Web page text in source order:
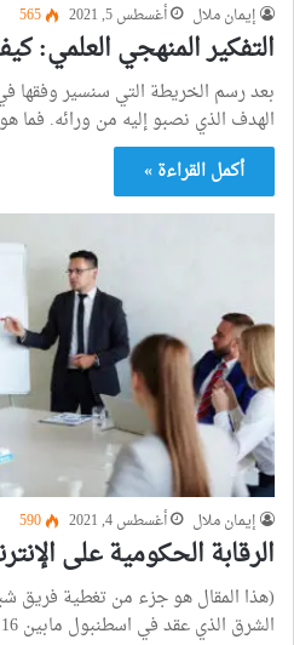
إيمان ملال أغسطس 5, 2021 565
التفكير المنهجي العلمي:
بعد رسم الخريطة التي سنسير
الهدف الذي نصبو إليه من ورائه. فما
أكمل القراءة »
إيمان ملال أغسطس 4, 2021 590
الرقابة الحكومية على
(هذا المقال هو جزء من تغطية فريق
الشرق الذي عقد في اسطنبول مابين 16 و 20 إبريل).…